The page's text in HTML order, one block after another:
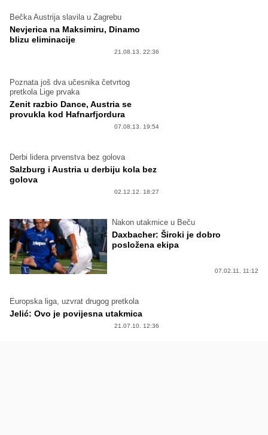
Bečka Austrija slavila u Zagrebu
Nevjerica na Maksimiru, Dinamo
blizu eliminacije
21.08.13. 22:36
Poznata još dva učesnika četvrtog
pretkola Lige prvaka
Zenit razbio Dance, Austria se
provukla kod Hafnarfjordura
07.08.13. 19:54
Derbi lidera prvenstva bez golova
Salzburg i Austria u derbiju kola bez
golova
02.12.12. 18:27
Nakon utakmice u Beču
Daxbacher: Široki je dobro
posložena ekipa
07.02.11. 11:12
Europska liga, uzvrat drugog pretkola
Jelić: Ovo je povijesna utakmica
21.07.10. 12:36